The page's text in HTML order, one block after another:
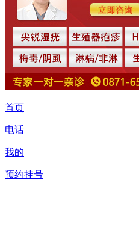
首页
电话
我的
预约挂号